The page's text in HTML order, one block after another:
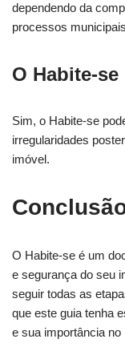
dependendo da
processos
O Habite-
Sim, o Habite-se
irregularidades
imóvel.
O Habite-se é um
e segurança do seu
seguir todas as
que este guia tenha
e sua importância